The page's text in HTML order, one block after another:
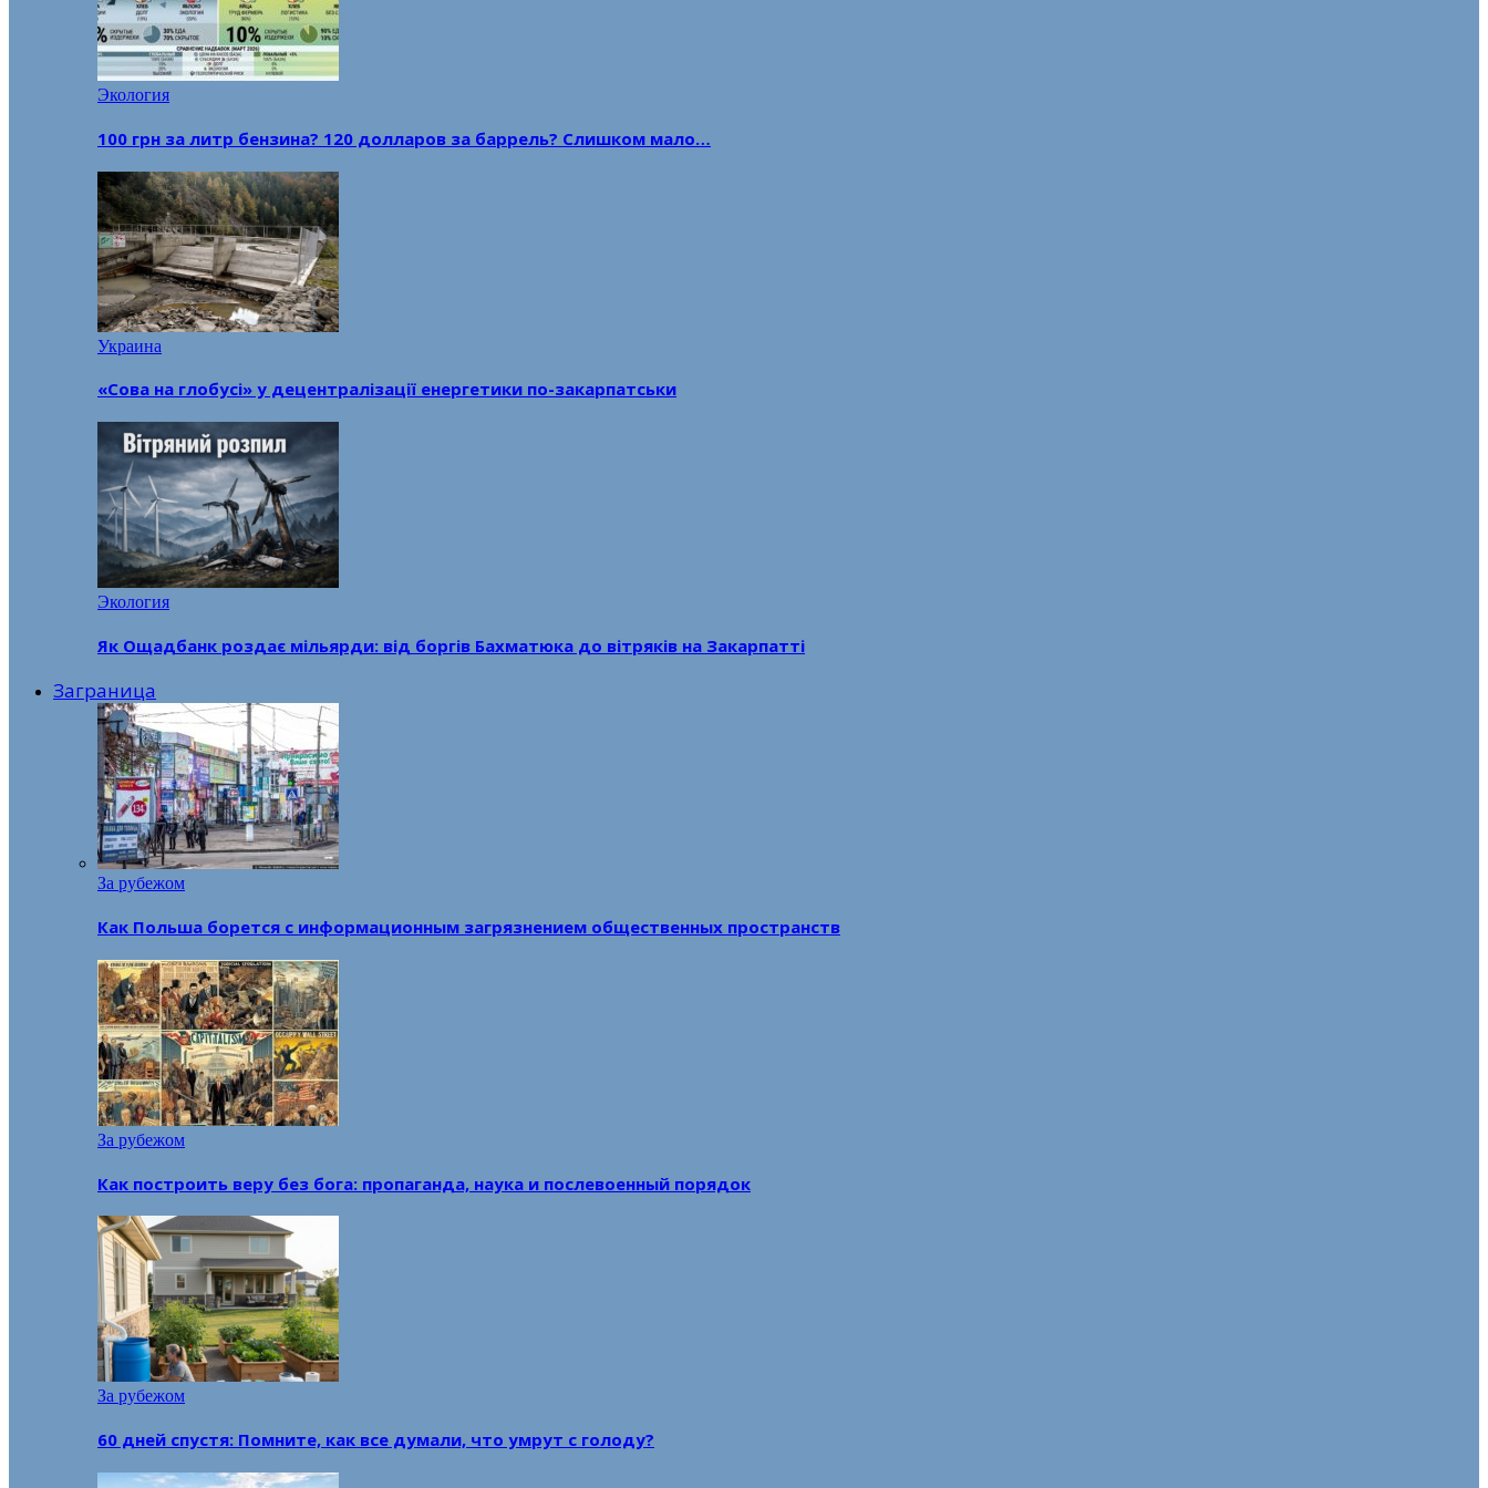
Экология
100 грн за литр бензина? 120 долларов за баррель? Слишком мало…
Украина
«Сова на глобусі» у децентралізації енергетики по-закарпатськи
Экология
Як Ощадбанк роздає мільярди: від боргів Бахматюка до вітряків на Закарпатті
Заграница
За рубежом
Как Польша борется с информационным загрязнением общественных пространств
За рубежом
Как построить веру без бога: пропаганда, наука и послевоенный порядок
За рубежом
60 дней спустя: Помните, как все думали, что умрут с голоду?